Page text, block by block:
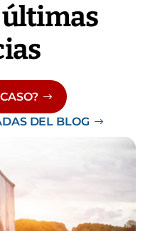
DEL BLOG